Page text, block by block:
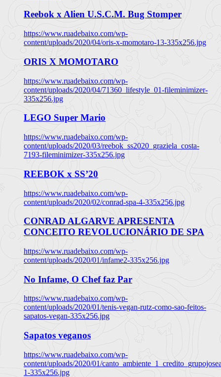
Reebok x Alien U.S.C.M. Bug Stomper
https://www.ruadebaixo.com/wp-
content/uploads/2020/04/oris-x-momotaro-13-335x256.jpg
ORIS X MOMOTARO
https://www.ruadebaixo.com/wp-
content/uploads/2020/04/71360_lifestyle_01-fileminimizer-
335x256.jpg
LEGO Super Mario
https://www.ruadebaixo.com/wp-
content/uploads/2020/03/reebok_ss2020_graziela_costa-
7193-fileminimizer-335x256.jpg
REEBOK x SS’20
https://www.ruadebaixo.com/wp-
content/uploads/2020/02/conrad-spa-4-335x256.jpg
CONRAD ALGARVE APRESENTA
CONCEITO REVOLUCIONÁRIO DE SPA
https://www.ruadebaixo.com/wp-
content/uploads/2020/01/infame2-335x256.jpg
No Infame, O Chef faz Par
https://www.ruadebaixo.com/wp-
content/uploads/2020/01/tenis-vegan-rutz-como-sao-feitos-
sapatos-vegan-335x256.jpg
Sapatos veganos
https://www.ruadebaixo.com/wp-
content/uploads/2020/01/
1-335x256.jpg